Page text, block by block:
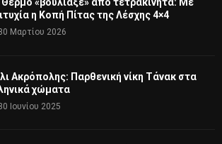
«βούλιαξε» από τετρακίνητα: Με
η Κοπή Πίτας της Λέσχης 4×4
Μαρτίου 2026
Ακρόπολης: Παρθενική νίκη Τάνακ στα
χώματα
Ιουνίου 2025